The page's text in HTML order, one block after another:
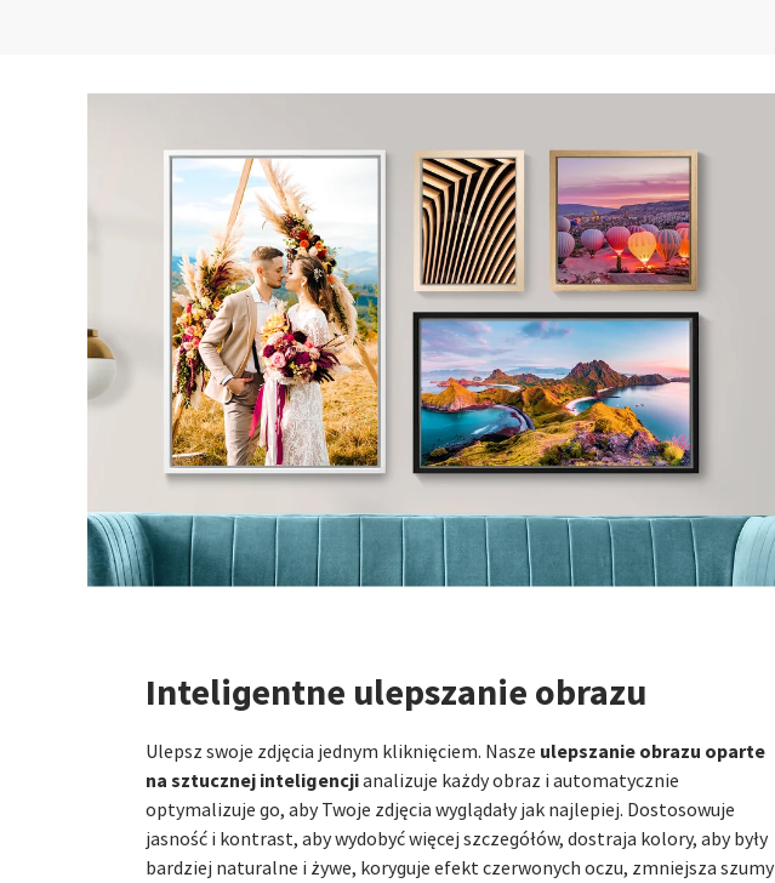
Inteligentne ulepszanie obrazu
Ulepsz swoje zdjęcia jednym kliknięciem. Nasze ulepszanie obrazu oparte
na sztucznej inteligencjianalizuje każdy obraz i automatycznie
optymalizuje go, aby Twoje zdjęcia wyglądały jak najlepiej. Dostosowuje
jasność i kontrast, aby wydobyć więcej szczegółów, dostraja kolory, aby były
bardziej naturalne i żywe, koryguje efekt czerwonych oczu, zmniejsza szumy